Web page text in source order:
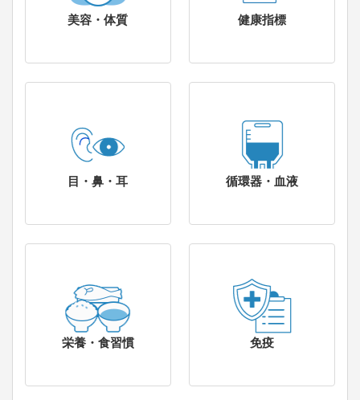
美容・体質 健康指標
目・鼻・耳 循環器・血液
栄養・食習慣 免疫